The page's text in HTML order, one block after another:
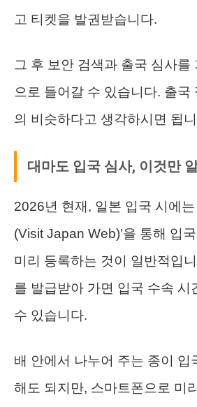
고 티켓을 발권받습니다.
그 후 보안 검색과 출국 심사를
으로 들어갈 수 있습니다. 출국
의 비슷하다고 생각하시면 됩
대마도 입국 심사, 이것만
2026년 현재, 일본 입국 시에는
(Visit Japan Web)’을 통해 입
미리 등록하는 것이 일반적입
를 발급받아 가면 입국 수속 시
수 있습니다.
배 안에서 나누어 주는 종이 입
해도 되지만, 스마트폰으로 미